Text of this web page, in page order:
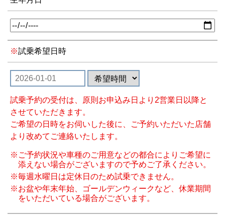
試乗希望日時
試乗予約の受付は、原則お申込み日より2営業日以降と
させていただきます。
ご希望の日時をお伺いした後に、ご予約いただいた店舗
より改めてご連絡いたします。
※ご予約状況や車種のご用意などの都合によりご希望に
添えない場合がございますので予めご了承ください。
※毎週水曜日は定休日のため試乗できません。
※お盆や年末年始、ゴールデンウィークなど、休業期間
をいただいている場合がございます。